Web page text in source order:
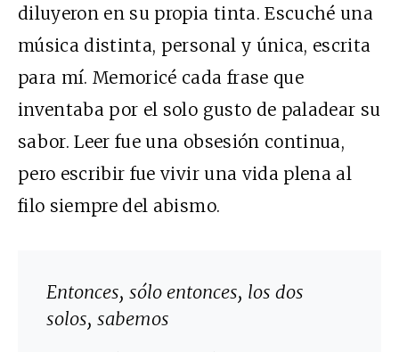
diluyeron en su propia tinta. Escuché una
música distinta, personal y única, escrita
para mí. Memoricé cada frase que
inventaba por el solo gusto de paladear su
sabor. Leer fue una obsesión continua,
pero escribir fue vivir una vida plena al
filo siempre del abismo.
Entonces, sólo entonces, los dos
solos, sabemos